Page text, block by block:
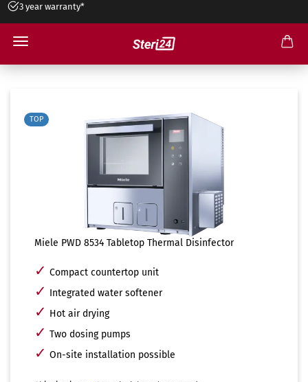
3 year warranty*
Miele tabletop appliance
TOP
Miele PWD 8534 Tabletop Thermal Disinfector
✓ Compact countertop unit
✓ Integrated water softener
✓ Hot air drying
✓ Two dosing pumps
✓ On-site installation possible